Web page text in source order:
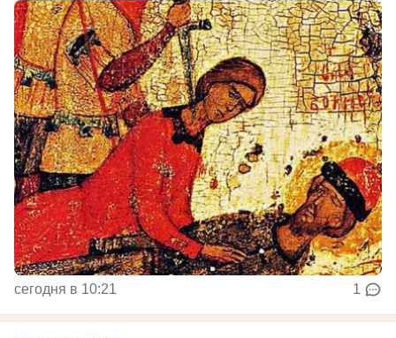
сегодня в 10:21 1